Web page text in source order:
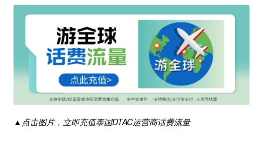
▲点击图片，立即充值泰国DTAC运营商话费流量